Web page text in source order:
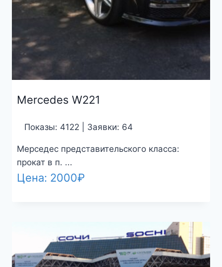
Mercedes W221
Показы: 4122 | Заявки: 64
Мерседес представительского класса:
прокат в п. ...
Цена: 2000₽